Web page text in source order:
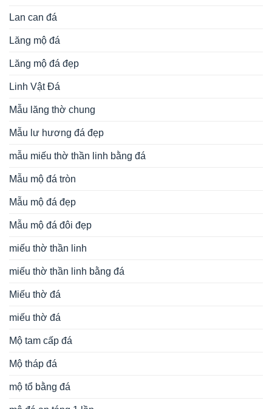
Lan can đá
Lăng mộ đá
Lăng mộ đá đẹp
Linh Vật Đá
Mẫu lăng thờ chung
Mẫu lư hương đá đẹp
mẫu miếu thờ thần linh bằng đá
Mẫu mộ đá tròn
Mẫu mộ đá đẹp
Mẫu mộ đá đôi đẹp
miếu thờ thần linh
miếu thờ thần linh bằng đá
Miếu thờ đá
miếu thờ đá
Mộ tam cấp đá
Mộ tháp đá
mộ tổ bằng đá